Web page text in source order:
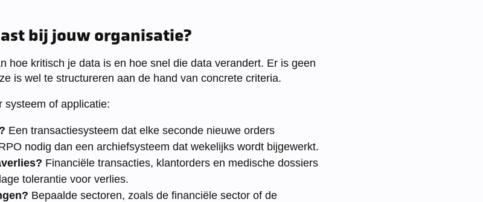
bij jouw organisatie?
hoe kritisch je data is en hoe snel die data verandert. Er is geen
is wel te structureren aan de hand van concrete criteria.
systeem of applicatie:
Een transactiesysteem dat elke seconde nieuwe orders
nodig dan een archiefsysteem dat wekelijks wordt bijgewerkt.
Financiële transacties, klantorders en medische dossiers
tolerantie voor verlies.
Bepaalde sectoren, zoals de financiële sector of de